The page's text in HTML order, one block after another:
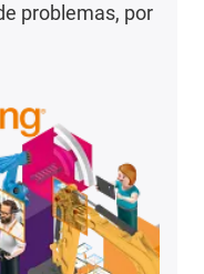
problemas, por